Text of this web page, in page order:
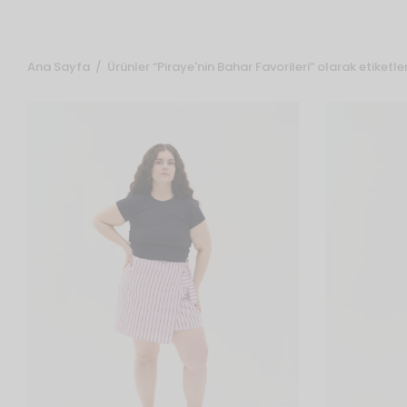
Ana Sayfa / Ürünler “Piraye'nin Bahar Favorileri” olarak